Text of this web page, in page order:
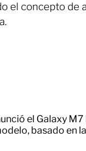
el concepto de
el Galaxy
basado en